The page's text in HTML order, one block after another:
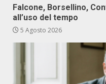
Falcone, Borsellino,
all’uso del tempo
5 Agosto 2026